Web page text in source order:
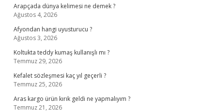
Arapçada dünya kelimesi ne demek ?
Ağustos 4, 2026
Afyondan hangi uyusturucu ?
Ağustos 3, 2026
Koltukta teddy kumaş kullanışlı mı ?
Temmuz 29, 2026
Kefalet sözleşmesi kaç yıl geçerli ?
Temmuz 25, 2026
Aras kargo ürün kırık geldi ne yapmalıyım ?
Temmuz 21, 2026